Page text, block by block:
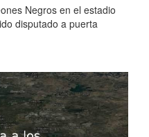
Negros en el estadio
disputado a puerta